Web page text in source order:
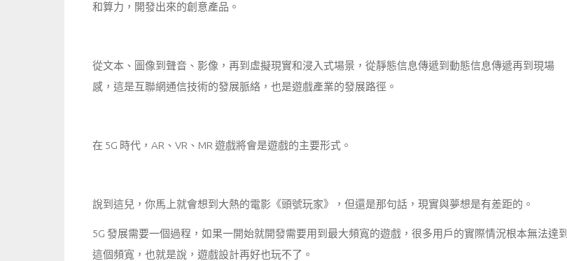
和算力，開發出來的創意產品。
從文本、圖像到聲音、影像，再到虛擬現實和浸入式場景，從靜態信息傳遞到動態信息傳遞再到現場
感，這是互聯網通信技術的發展脈絡，也是遊戲產業的發展路徑。
在 5G 時代，AR、VR、MR 遊戲將會是遊戲的主要形式。
說到這兒，你馬上就會想到大熱的電影《頭號玩家》，但還是那句話，現實與夢想是有差距的。
5G 發展需要一個過程，如果一開始就開發需要用到最大頻寬的遊戲，很多用戶的實際情況根本無法達到
這個頻寬，也就是說，遊戲設計再好也玩不了。